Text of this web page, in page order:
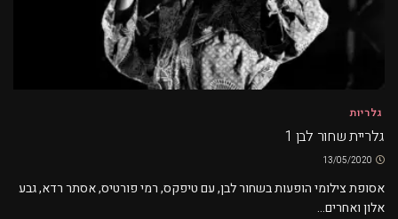
גלריות
גלריית שחור לבן 1
אסופת צילומי הופעות בשחור לבן, עם טיפקס, רמי פורטיס, אסתר רדא, גבע
אלון ואחרים...